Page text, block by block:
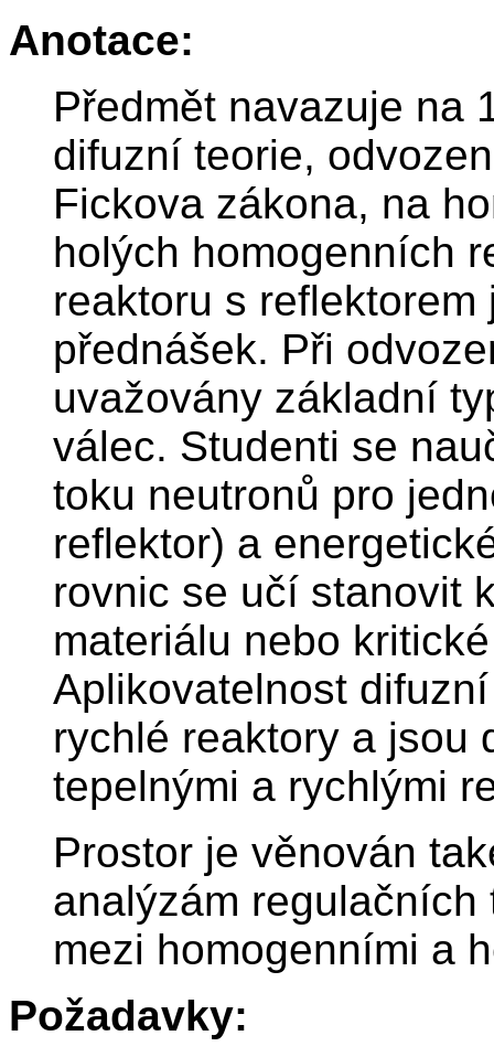
Anotace:
Předmět navazuje na
difuzní teorie,
Fickova zákona, na
holých homogenních
reaktoru s
přednášek. Při
uvažovány základní
válec. Studenti se
toku neutronů pro
reflektor) a
rovnic se učí stanovit
materiálu nebo
Aplikovatelnost
rychlé reaktory a jsou
tepelnými a rychlými
Prostor je věnován
analýzám
mezi homogenními a
Požadavky: